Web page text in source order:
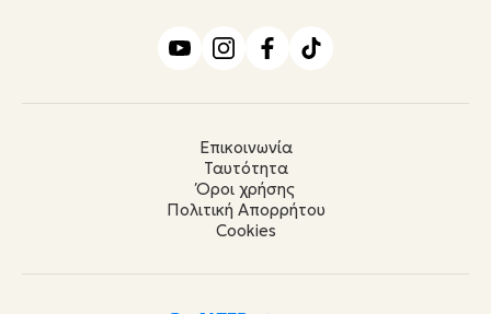
Επικοινωνία
Ταυτότητα
Όροι χρήσης
Πολιτική Απορρήτου
Cookies